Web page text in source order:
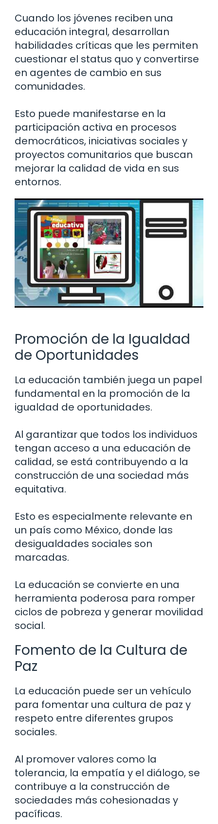
Cuando los jóvenes reciben una
educación integral, desarrollan
habilidades críticas que les permiten
cuestionar el status quo y convertirse
en agentes de cambio en sus
comunidades.
Esto puede manifestarse en la
participación activa en procesos
democráticos, iniciativas sociales y
proyectos comunitarios que buscan
mejorar la calidad de vida en sus
entornos.
Promoción de la Igualdad
de Oportunidades
La educación también juega un papel
fundamental en la promoción de la
igualdad de oportunidades.
Al garantizar que todos los individuos
tengan acceso a una educación de
calidad, se está contribuyendo a la
construcción de una sociedad más
equitativa.
Esto es especialmente relevante en
un país como México, donde las
desigualdades sociales son
marcadas.
La educación se convierte en una
herramienta poderosa para romper
ciclos de pobreza y generar movilidad
social.
Fomento de la Cultura de
Paz
La educación puede ser un vehículo
para fomentar una cultura de paz y
respeto entre diferentes grupos
sociales.
Al promover valores como la
tolerancia, la empatía y el diálogo, se
contribuye a la construcción de
sociedades más cohesionadas y
pacíficas.